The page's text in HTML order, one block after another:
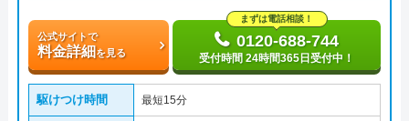
公式サイトで
料金詳細を見る
まずは電話相談！
0120-688-744
受付時間 24時間365日受付中！
駆けつけ時間 最短15分